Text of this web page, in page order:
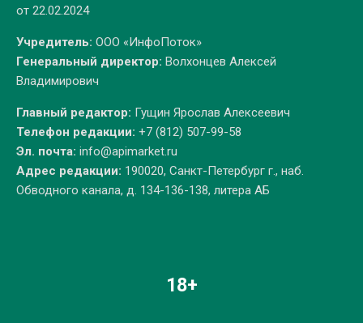
от 22.02.2024
Учредитель: ООО «ИнфоПоток»
Генеральный директор: Волхонцев Алексей
Владимирович
Главный редактор: Гущин Ярослав Алексеевич
Телефон редакции: +7 (812) 507-99-58
Эл. почта: info@apimarket.ru
Адрес редакции: 190020, Санкт-Петербург г., наб.
Обводного канала, д. 134-136-138, литера АБ
18+